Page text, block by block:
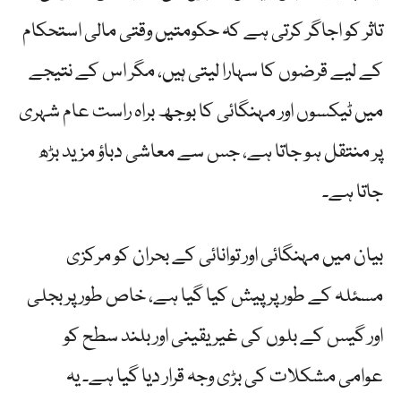
تاثر کو اجاگر کرتی ہے کہ حکومتیں وقتی مالی استحکام
کے لیے قرضوں کا سہارا لیتی ہیں، مگر اس کے نتیجے
میں ٹیکسوں اور مہنگائی کا بوجھ براہ راست عام شہری
پر منتقل ہو جاتا ہے، جس سے معاشی دباؤ مزید بڑھ
جاتا ہے۔
بیان میں مہنگائی اور توانائی کے بحران کو مرکزی
مسئلہ کے طور پر پیش کیا گیا ہے، خاص طور پر بجلی
اور گیس کے بلوں کی غیر یقینی اور بلند سطح کو
عوامی مشکلات کی بڑی وجہ قرار دیا گیا ہے۔ یہ